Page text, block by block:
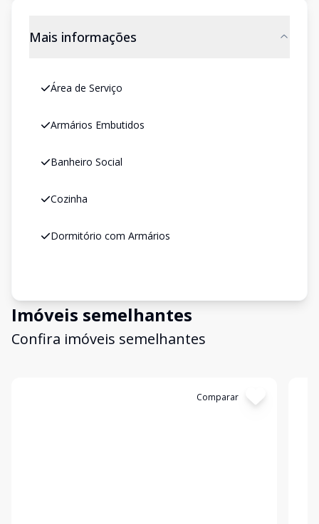
Mais informações
Área de Serviço
Armários Embutidos
Banheiro Social
Cozinha
Dormitório com Armários
Imóveis semelhantes
Confira imóveis semelhantes
Comparar